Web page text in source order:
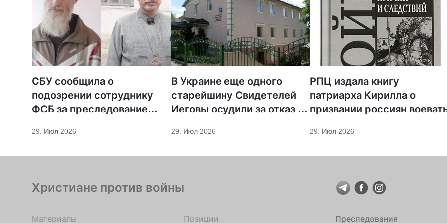
СБУ сообщила о
подозрении сотруднику
ФСБ за преследование
29. Июл 2026
В Украине еще одного
старейшину Свидетелей
Иеговы осудили за отказ от
29. Июл 2026
РПЦ издала книгу
патриарха Кирилла о
призвании россиян
29. Июл 2026
Христиане против войны
Материалы Позиции Преследования